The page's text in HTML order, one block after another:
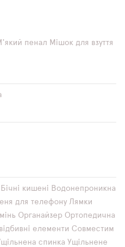
пенал Мішок для взуття
Бічні кишені Водонепроникна
для телефону Лямки
Органайзер Ортопедична
елементи Совместим
спинка Ущільнене